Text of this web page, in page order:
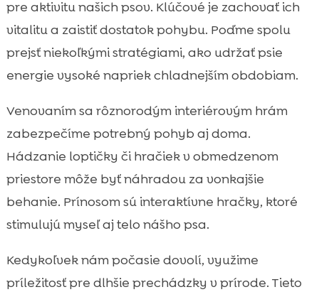
pre aktivitu našich psov. Klúčové je zachovať ich
vitalitu a zaistiť dostatok pohybu. Poďme spolu
prejsť niekoľkými stratégiami, ako udržať psie
energie vysoké napriek chladnejším obdobiam.
Venovaním sa rôznorodým interiérovým hrám
zabezpečíme potrebný pohyb aj doma.
Hádzanie loptičky či hračiek v obmedzenom
priestore môže byť náhradou za vonkajšie
behanie. Prínosom sú interaktívne hračky, ktoré
stimulujú myseľ aj telo nášho psa.
Kedykoľvek nám počasie dovolí, využime
príležitosť pre dlhšie prechádzky v prírode. Tieto